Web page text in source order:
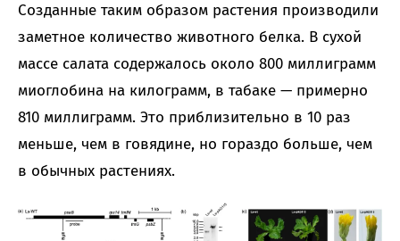
Созданные таким образом растения производили
заметное количество животного белка. В сухой
массе салата содержалось около 800 миллиграмм
миоглобина на килограмм, в табаке — примерно
810 миллиграмм. Это приблизительно в 10 раз
меньше, чем в говядине, но гораздо больше, чем
в обычных растениях.